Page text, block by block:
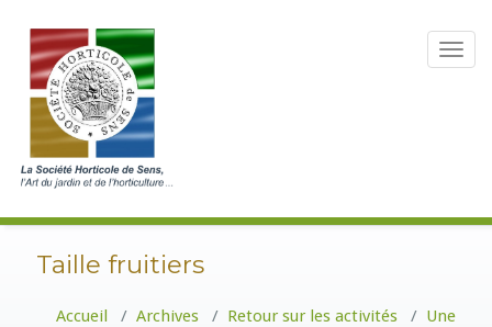
Toggle
Taille fruitiers
Accueil / Archives / Retour sur les activités / Une